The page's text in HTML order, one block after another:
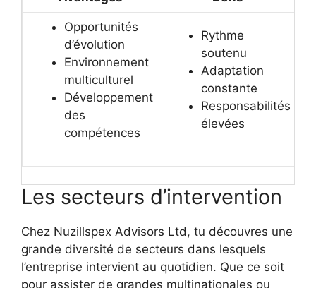
Opportunités
d’évolution
Environnement
multiculturel
Développement
des
compétences
Rythme
soutenu
Adaptation
constante
Responsabilités
élevées
Les secteurs d’intervention
Chez Nuzillspex Advisors Ltd, tu découvres une
grande diversité de secteurs dans lesquels
l’entreprise intervient au quotidien. Que ce soit
pour assister de grandes multinationales ou